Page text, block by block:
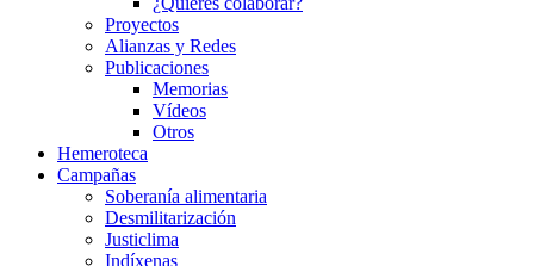
Proyectos
Alianzas y Redes
Publicaciones
Memorias
Vídeos
Otros
Hemeroteca
Campañas
Soberanía alimentaria
Desmilitarización
Justiclima
Indíxenas